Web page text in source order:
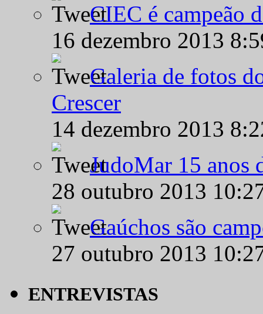
CIEC é campeão
16 dezembro 2013
Galeria de fotos
Crescer
14 dezembro 2013
JudoMar 15 anos
28 outubro 2013
Gaúchos são
27 outubro 2013
ENTREVISTAS